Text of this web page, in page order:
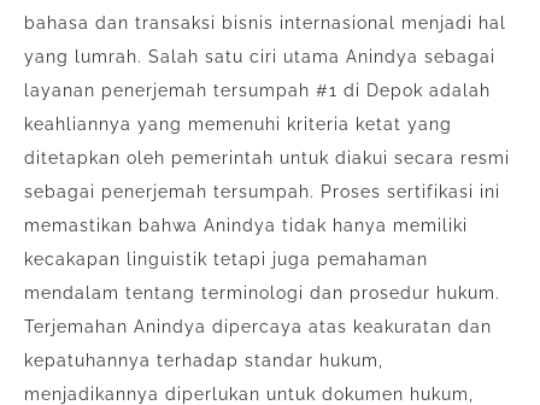
bahasa dan transaksi bisnis internasional menjadi hal
yang lumrah. Salah satu ciri utama Anindya sebagai
layanan penerjemah tersumpah #1 di Depok adalah
keahliannya yang memenuhi kriteria ketat yang
ditetapkan oleh pemerintah untuk diakui secara resmi
sebagai penerjemah tersumpah. Proses sertifikasi ini
memastikan bahwa Anindya tidak hanya memiliki
kecakapan linguistik tetapi juga pemahaman
mendalam tentang terminologi dan prosedur hukum.
Terjemahan Anindya dipercaya atas keakuratan dan
kepatuhannya terhadap standar hukum,
menjadikannya diperlukan untuk dokumen hukum,